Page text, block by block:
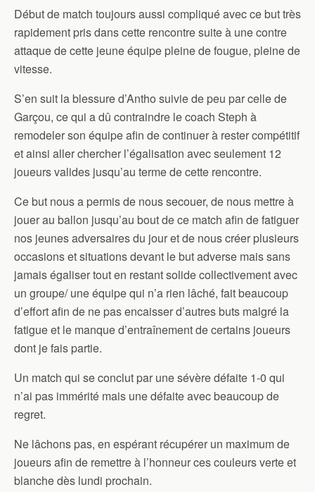
Début de match toujours aussi compliqué avec ce but très
rapidement pris dans cette rencontre suite à une contre
attaque de cette jeune équipe pleine de fougue, pleine de
vitesse.
S’en suit la blessure d’Antho suivie de peu par celle de
Garçou, ce qui a dû contraindre le coach Steph à
remodeler son équipe afin de continuer à rester compétitif
et ainsi aller chercher l’égalisation avec seulement 12
joueurs valides jusqu’au terme de cette rencontre.
Ce but nous a permis de nous secouer, de nous mettre à
jouer au ballon jusqu’au bout de ce match afin de fatiguer
nos jeunes adversaires du jour et de nous créer plusieurs
occasions et situations devant le but adverse mais sans
jamais égaliser tout en restant solide collectivement avec
un groupe/ une équipe qui n’a rien lâché, fait beaucoup
d’effort afin de ne pas encaisser d’autres buts malgré la
fatigue et le manque d’entraînement de certains joueurs
dont je fais partie.
Un match qui se conclut par une sévère défaite 1-0 qui
n’ai pas immérité mais une défaite avec beaucoup de
regret.
Ne lâchons pas, en espérant récupérer un maximum de
joueurs afin de remettre à l’honneur ces couleurs verte et
blanche dès lundi prochain.